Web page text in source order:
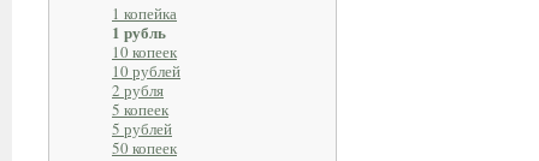
1 копейка
1 рубль
10 копеек
10 рублей
2 рубля
5 копеек
5 рублей
50 копеек